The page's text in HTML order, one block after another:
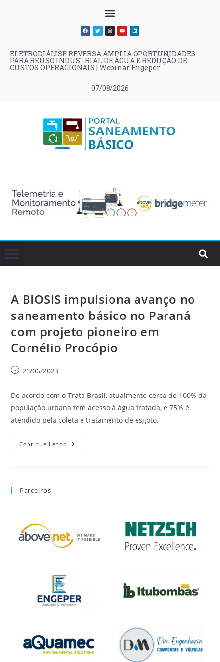
07/08/2026
ELETRODIÁLISE REVERSA AMPLIA OPORTUNIDADES
PARA REÚSO INDUSTRIAL DE ÁGUA E REDUÇÃO DE
CUSTOS OPERACIONAIS | Webinar Engeper
A BIOSIS impulsiona avanço no
saneamento básico no Paraná
com projeto pioneiro em
Cornélio Procópio
21/06/2023
De acordo com o Trata Brasil, atualmente cerca de 100% da
população urbana tem acesso à água tratada, e 75% é
atendido pela coleta e tratamento de esgoto.
Continue Lendo
Parceiros